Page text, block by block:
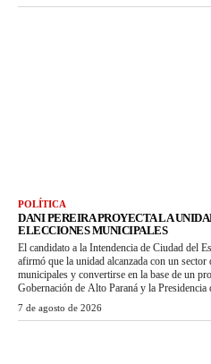
POLÍTICA
DANI PEREIRA PROYECTA LA
ELECCIONES MUNICIPALES
El candidato a la Intendencia de Ciudad del
afirmó que la unidad alcanzada con un
municipales y convertirse en la base de un
Gobernación de Alto Paraná y la Presidencia
7 de agosto de 2026